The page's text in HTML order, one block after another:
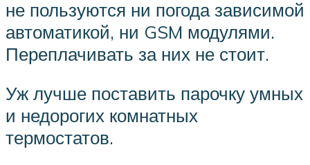
не пользуются ни погода зависимой
автоматикой, ни GSM модулями.
Переплачивать за них не стоит.
Уж лучше поставить парочку умных
и недорогих комнатных
термостатов.